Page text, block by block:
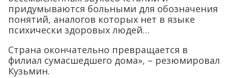
придумываются больными для обозначения
понятий, аналогов которых нет в языке
психически здоровых людей…
Страна окончательно превращается в
филиал сумасшедшего дома», – резюмировал
Кузьмин.